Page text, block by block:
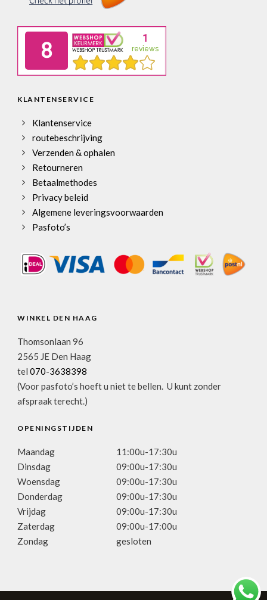
KLANTENSERVICE
Klantenservice
routebeschrijving
Verzenden & ophalen
Retourneren
Betaalmethodes
Privacy beleid
Algemene leveringsvoorwaarden
Pasfoto’s
WINKEL DEN HAAG
Thomsonlaan 96
2565 JE Den Haag
tel 070-3638398
(Voor pasfoto’s hoeft u niet te bellen. U kunt zonder
afspraak terecht.)
OPENINGSTIJDEN
Maandag
11:00u-17:30u
Dinsdag
09:00u-17:30u
Woensdag
09:00u-17:30u
Donderdag
09:00u-17:30u
Vrijdag
09:00u-17:30u
Zaterdag
09:00u-17:00u
Zondag
gesloten